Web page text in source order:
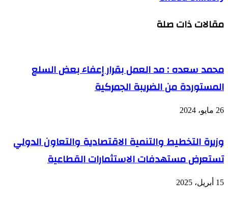
مقالات ذات صلة
محمد سعده : مد العمل بقرار إعفاء بعض السلع
المستوردة من الضريبة الجمركية
26 مايو، 2024
وزيرة التخطيط والتنمية الاقتصادية والتعاون الدولي
تستعرض مستهدفات الاستثمارات القطاعية
15 أبريل، 2025